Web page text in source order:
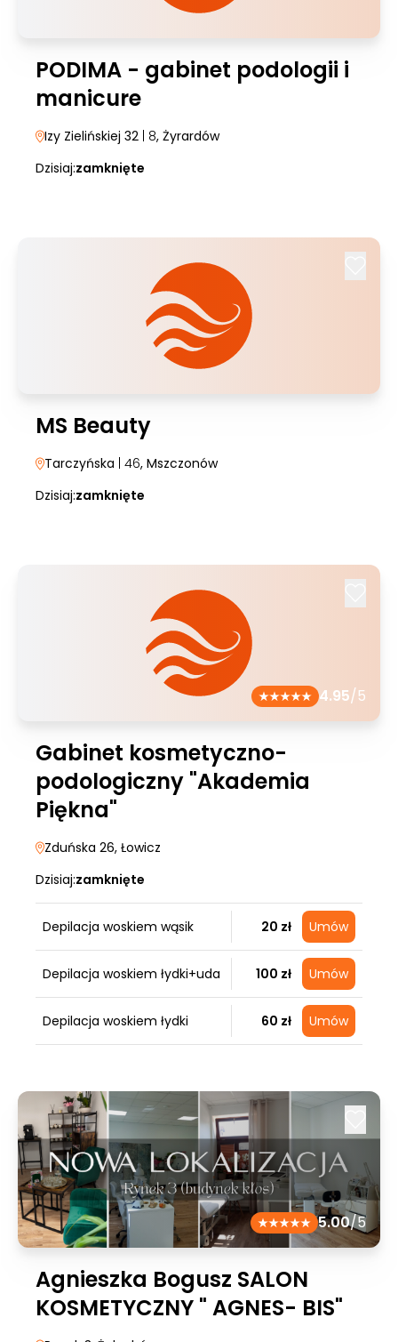
PODIMA - gabinet podologii i
manicure
Izy Zielińskiej 32 | 8, Żyrardów
Dzisiaj:zamknięte
MS Beauty
Tarczyńska | 46, Mszczonów
Dzisiaj:zamknięte
4.95/5
Gabinet kosmetyczno-
podologiczny "Akademia
Piękna"
Zduńska 26, Łowicz
Dzisiaj:zamknięte
Depilacja woskiem wąsik 20 zł Umów
Depilacja woskiem łydki+uda 100 zł Umów
Depilacja woskiem łydki 60 zł Umów
5.00/5
Agnieszka Bogusz SALON
KOSMETYCZNY " AGNES- BIS"